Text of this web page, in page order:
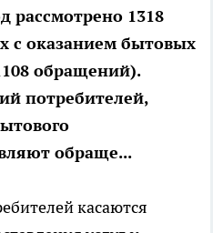
рассмотрено 1318
с оказанием бытовых
обращений).
потребителей,
обраще...
касаются